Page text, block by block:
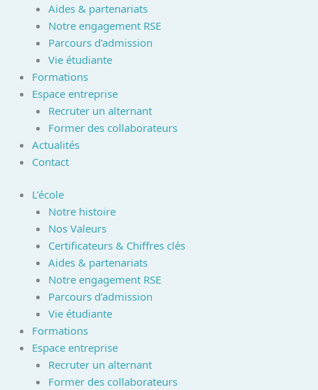
Aides & partenariats
Notre engagement RSE
Parcours d’admission
Vie étudiante
Formations
Espace entreprise
Recruter un alternant
Former des collaborateurs
Actualités
Contact
L’école
Notre histoire
Nos Valeurs
Certificateurs & Chiffres clés
Aides & partenariats
Notre engagement RSE
Parcours d’admission
Vie étudiante
Formations
Espace entreprise
Recruter un alternant
Former des collaborateurs